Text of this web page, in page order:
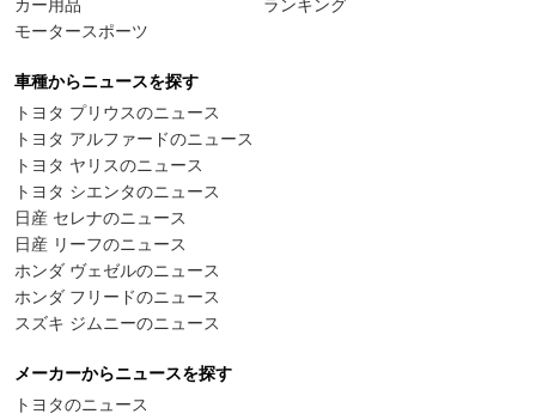
カー用品
モータースポーツ
ランキング
車種からニュースを探す
トヨタ プリウスのニュース
トヨタ アルファードのニュース
トヨタ ヤリスのニュース
トヨタ シエンタのニュース
日産 セレナのニュース
日産 リーフのニュース
ホンダ ヴェゼルのニュース
ホンダ フリードのニュース
スズキ ジムニーのニュース
メーカーからニュースを探す
トヨタのニュース